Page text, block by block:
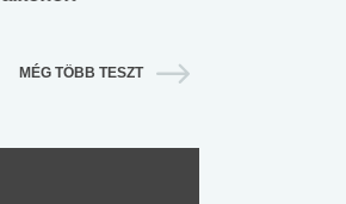
MÉG TÖBB TESZT